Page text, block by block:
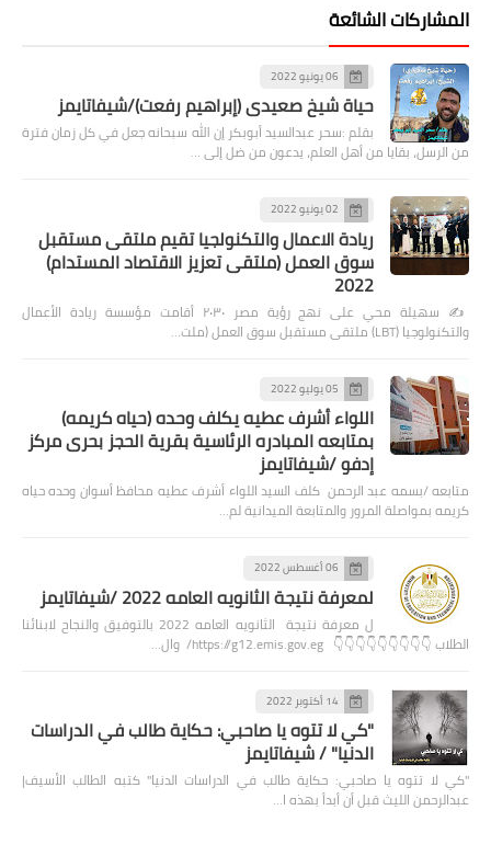
المشاركات الشائعة
06 يونيو 2022
حياة شيخ صعيدى (إبراهيم رفعت)/شيفاتايمز
بقلم :سحر عبدالسيد أبوبكر إن الله سبحانه جعل في كل زمان فترة
من الرسل، بقايا من أهل العلم، يدعون من ضل إلى …
02 يونيو 2022
ريادة الاعمال والتكنولجيا تقيم ملتقى مستقبل
سوق العمل (ملتقى تعزيز الاقتصاد المستدام)
2022
✍️ سهيلة محي على نهج رؤية مصر ٢٠٣٠ أقامت مؤسسة ريادة الأعمال
والتكنولوجيا (LBT) ملتقى مستقبل سوق العمل (ملت…
05 يوليو 2022
اللواء أشرف عطيه يكلف وحده (حياه كريمه)
بمتابعه المبادره الرئاسية بقرية الحجز بحرى مركز
إدفو /شيفاتايمز
متابعه /بسمه عبد الرحمن كلف السيد اللواء أشرف عطيه محافظ أسوان وحده حياه
كريمه بمواصلة المرور والمتابعة الميدانية لم…
06 أغسطس 2022
لمعرفة نتيجة الثانويه العامه 2022 /شيفاتايمز
ل معرفة نتيجة الثانويه العامه 2022 بالتوفيق والنجاح لابنائنا
الطلاب 👇👇👇👇👇👇👇👇👇 https://g12.emis.gov.eg/ وال…
14 أكتوبر 2022
"كي لا تتوه يا صاحبي: حكاية طالب في الدراسات
الدنيا" / شيفاتايمز
"كي لا تتوه يا صاحبي: حكاية طالب في الدراسات الدنيا" كتبه الطالب الأسيف|
عبدالرحمن الليث قبل أن أبدأ بهذه ا…